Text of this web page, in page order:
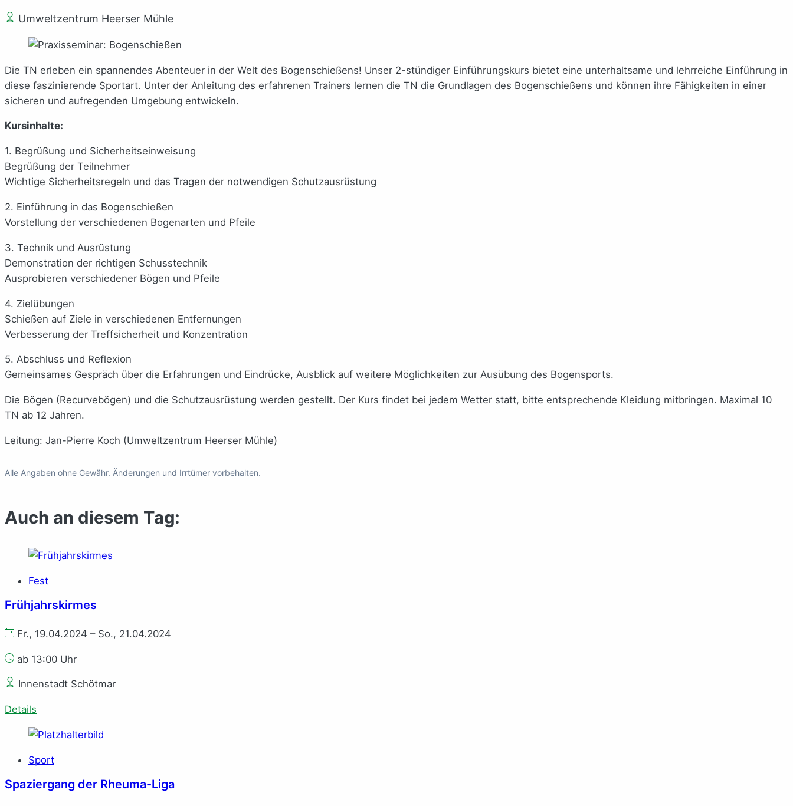
Umweltzentrum Heerser Mühle
Die TN erleben ein spannendes Abenteuer in der Welt des Bogenschießens! Unser 2-stündiger Einführungskurs bietet eine unterhaltsame und lehrreiche Einführung in
diese faszinierende Sportart. Unter der Anleitung des erfahrenen Trainers lernen die TN die Grundlagen des Bogenschießens und können ihre Fähigkeiten in einer
sicheren und aufregenden Umgebung entwickeln.
Kursinhalte:
1. Begrüßung und Sicherheitseinweisung
Begrüßung der Teilnehmer
Wichtige Sicherheitsregeln und das Tragen der notwendigen Schutzausrüstung
2. Einführung in das Bogenschießen
Vorstellung der verschiedenen Bogenarten und Pfeile
3. Technik und Ausrüstung
Demonstration der richtigen Schusstechnik
Ausprobieren verschiedener Bögen und Pfeile
4. Zielübungen
Schießen auf Ziele in verschiedenen Entfernungen
Verbesserung der Treffsicherheit und Konzentration
5. Abschluss und Reflexion
Gemeinsames Gespräch über die Erfahrungen und Eindrücke, Ausblick auf weitere Möglichkeiten zur Ausübung des Bogensports.
Die Bögen (Recurvebögen) und die Schutzausrüstung werden gestellt. Der Kurs findet bei jedem Wetter statt, bitte entsprechende Kleidung mitbringen. Maximal 10
TN ab 12 Jahren.
Leitung: Jan-Pierre Koch (Umweltzentrum Heerser Mühle)
Alle Angaben ohne Gewähr. Änderungen und Irrtümer vorbehalten.
Auch an diesem Tag:
Fest
Frühjahrskirmes
Fr., 19.04.2024 – So., 21.04.2024
ab 13:00 Uhr
Innenstadt Schötmar
Details
Sport
Spaziergang der Rheuma-Liga